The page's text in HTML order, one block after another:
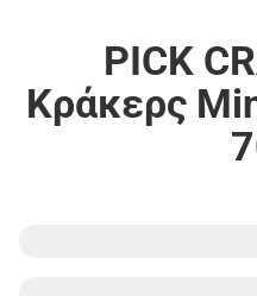
PICK
Κράκερς